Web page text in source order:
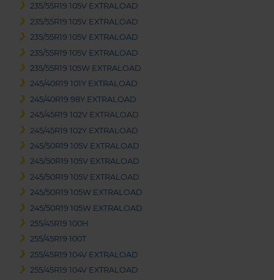
235/55R19 105V EXTRALOAD
235/55R19 105V EXTRALOAD
235/55R19 105V EXTRALOAD
235/55R19 105V EXTRALOAD
235/55R19 105W EXTRALOAD
245/40R19 101Y EXTRALOAD
245/40R19 98Y EXTRALOAD
245/45R19 102V EXTRALOAD
245/45R19 102Y EXTRALOAD
245/50R19 105V EXTRALOAD
245/50R19 105V EXTRALOAD
245/50R19 105V EXTRALOAD
245/50R19 105W EXTRALOAD
245/50R19 105W EXTRALOAD
255/45R19 100H
255/45R19 100T
255/45R19 104V EXTRALOAD
255/45R19 104V EXTRALOAD